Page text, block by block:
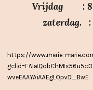
e
n
Vrijdag :
zaterdag. :
https://www.marie-
wveEAAYAiAAEgLOpvD_BwE